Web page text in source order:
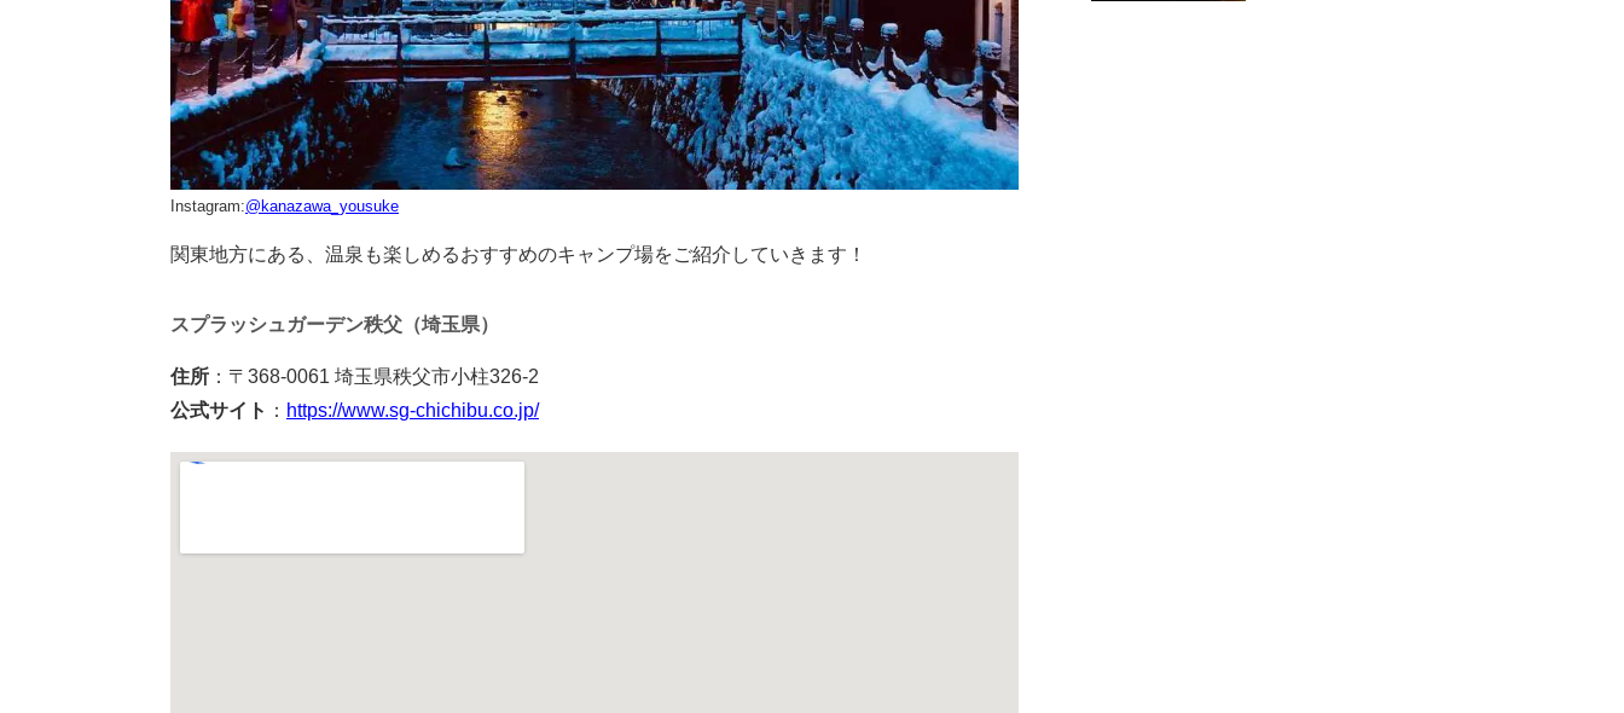
Instagram:@kanazawa_yousuke
関東地方にある、温泉も楽しめるおすすめのキャンプ場をご紹介していきます！
スプラッシュガーデン秩父（埼玉県）
住所 ：〒368-0061 埼玉県秩父市小柱326-2
公式サイト ： https://www.sg-chichibu.co.jp/